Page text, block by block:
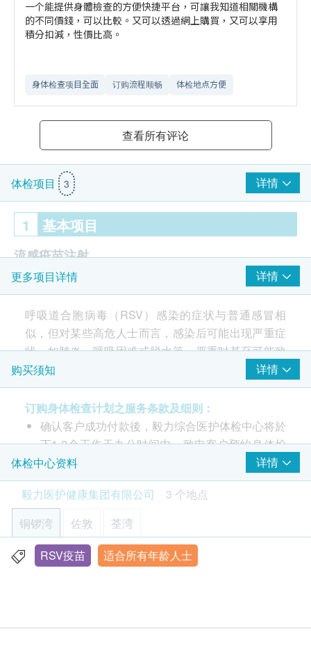
一个能提供身體檢查的方便快捷平台，可讓我知道相關機構
的不同價錢，可以比較。又可以透過網上購買，又可以享用
積分扣減，性價比高。
身体检查项目全面 订购流程顺畅 体检地点方便
查看所有评论
体检项目 3 详情
1 基本项目
流感疫苗注射
辉瑞【呼吸道合胞病毒(RSV)疫苗】1针
疫苗注射
注射疫苗前由醫護人員负责注射评估
更多项目详情 详情
呼吸道合胞病毒（RSV）感染的症状与普通感冒相
似，但对某些高危人士而言，感染后可能出现严重症
状，如肺炎、呼吸困难或脱水等，严重时甚至可能致
命。 RSV感染全年均可发生，过去预防RSV主要依靠
保持个人及环境卫生，目前尚无特效药物治疗感染。
香港近期成为亚洲首个引入RSV疫苗的地区，该疫苗
可为长者提供更全面的保护，保护效力约在82.6%至
94.6%之间。
只须注射一针
接种疫苗前，由医护人员进行疫苗注射评估
购买须知 详情
订购身体检查计划之服务条款及细则：
确认客户成功付款後，毅力综合医护体检中心将於
下1-2个工作天办公时间内，致电客户预约身体检
查的时间和地点，并会通知客户验身注意事项。
客户亦可致电本中心预约或查询，电话：(铜锣
湾)3520 3292 / (佐敦) 3426 9771 / (荃湾) 3101
4866。
部份检查只限佐敦中心，请致电(铜锣湾)3520
3292 / (佐敦) 3426 9771 / (荃湾) 3101 4866 查
询。
体检中心资料
详情
毅力医护健康集团有限公司
3 个地点
铜锣湾
佐敦 荃湾
香港铜锣湾轩尼诗道555号东角中心(旧翼)1903室
RSV疫苗 适合所有年龄人士